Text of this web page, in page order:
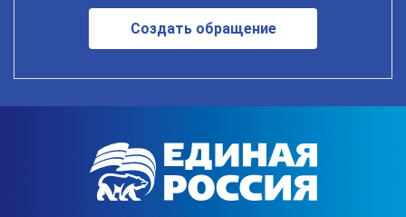
Создать обращение